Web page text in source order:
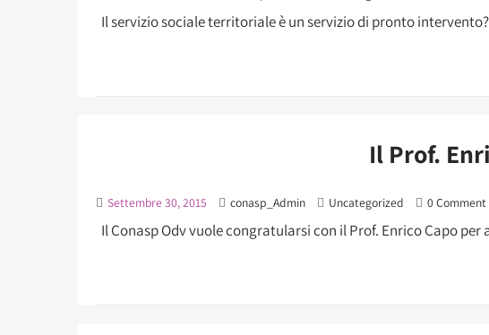
Il servizio sociale territoriale è un servizio di pronto
Il Prof.
Settembre 30, 2015 conasp_Admin Uncategorized 0 Comment
Il Conasp Odv vuole congratularsi con il Prof. Enrico Capo